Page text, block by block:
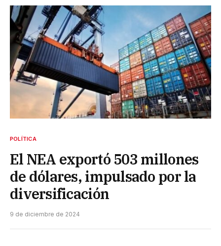
POLÍTICA
El NEA exportó 503 millones
de dólares, impulsado por la
diversificación
9 de diciembre de 2024